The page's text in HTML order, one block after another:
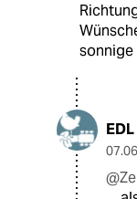
sonnige
EDL